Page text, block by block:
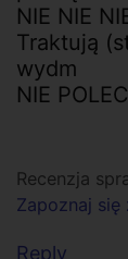
NIE NIE
Traktują
wydm
NIE
Recenzja
Zapoznaj
Reply